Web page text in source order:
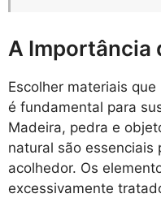
A Importância
Escolher materiais
é fundamental para
Madeira, pedra e
natural são essenciais
acolhedor. Os
excessivamente